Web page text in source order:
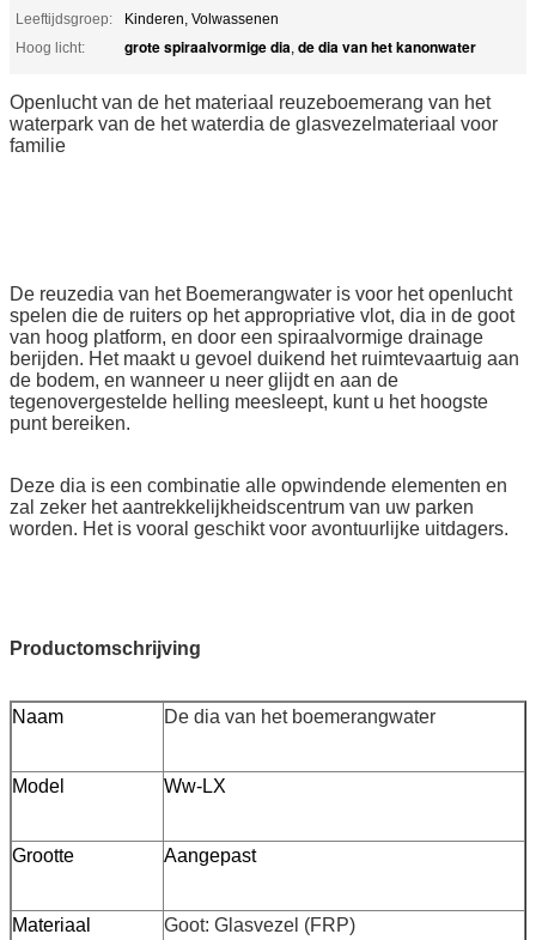
Leeftijdsgroep:
Kinderen, Volwassenen
Hoog licht:
grote spiraalvormige dia, de dia van het kanonwater
Openlucht van de het materiaal reuzeboemerang van het
waterpark van de het waterdia de glasvezelmateriaal voor
familie
De reuzedia van het Boemerangwater is voor het openlucht
spelen die de ruiters op het appropriative vlot, dia in de goot
van hoog platform, en door een spiraalvormige drainage
berijden. Het maakt u gevoel duikend het ruimtevaartuig aan
de bodem, en wanneer u neer glijdt en aan de
tegenovergestelde helling meesleept, kunt u het hoogste
punt bereiken.
Deze dia is een combinatie alle opwindende elementen en
zal zeker het aantrekkelijkheidscentrum van uw parken
worden. Het is vooral geschikt voor avontuurlijke uitdagers.
Productomschrijving
Naam De dia van het boemerangwater
Model Ww-LX
Grootte Aangepast
Materiaal Goot: Glasvezel (FRP)